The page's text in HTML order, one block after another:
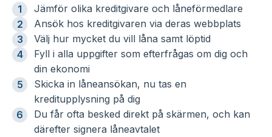
Jämför olika kreditgivare och låneförmedlare
Ansök hos kreditgivaren via deras webbplats
Välj hur mycket du vill låna samt löptid
Fyll i alla uppgifter som efterfrågas om dig och
din ekonomi
Skicka in låneansökan, nu tas en
kreditupplysning på dig
Du får ofta besked direkt på skärmen, och kan
därefter signera låneavtalet